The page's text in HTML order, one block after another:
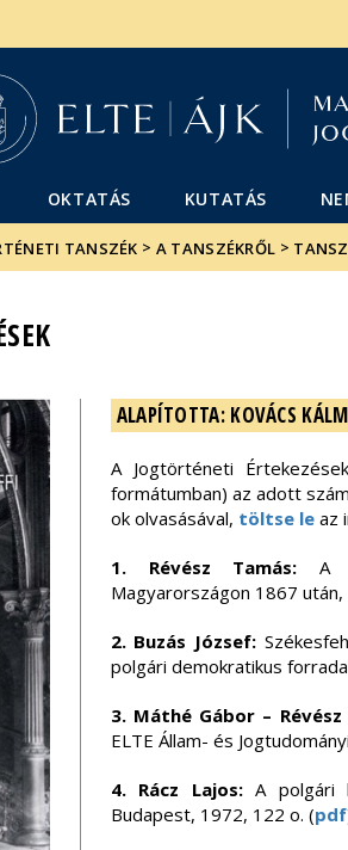
OKTATÁS KUTATÁS
TANSZÉK > A TANSZÉKRŐL >
ALAPÍTOTTA: KOVÁCS
A Jogtörténeti
formátumban) az adott
ok olvasásával, töltse leaz
1. Révész Tamás:A
Magyarországon 1867
2. Buzás József:
polgári demokratikus
3. Máthé Gábor – Ré
ELTE Állam- és
4. Rácz Lajos:A polgári
Budapest, 1972, 122 o. (pdf